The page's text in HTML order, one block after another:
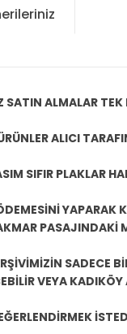
ALMALAR
ALICI
SIFIR PLAKLAR
PASAJINDAKİ
SADECE
VEYA